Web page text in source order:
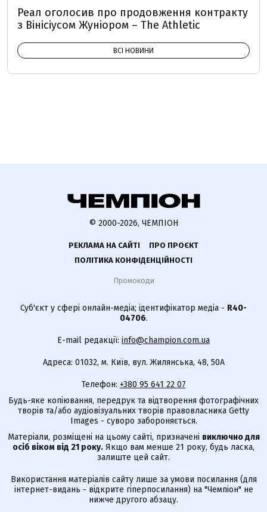
Реал оголосив про продовження контракту
з Вінісіусом Жуніором – The Athletiс
ВСІ НОВИНИ
© 2000-2026, ЧЕМПІОН
РЕКЛАМА НА САЙТІ
ПРО ПРОЄКТ
ПОЛІТИКА КОНФІДЕНЦІЙНОСТІ
Промокоди
Суб'єкт у сфері онлайн-медіа; ідентифікатор медіа - R40-
04706.
E-mail редакції: info@champion.com.ua
Адреса: 01032, м. Київ, вул. Жилянська, 48, 50А
Телефон: +380 95 641 22 07
Будь-яке копіювання, передрук та відтворення фотографічних
творів та/або аудіовізуальних творів правовласника Getty
Images - суворо забороняється.
Матеріали, розміщені на цьому сайті, призначені виключно для
осіб віком від 21 року. Якщо вам менше 21 року, будь ласка,
залиште цей сайт.
Використання матеріалів сайту лише за умови посилання (для
інтернет-видань - відкрите гіперпосилання) на "Чемпіон" не
нижче другого абзацу.